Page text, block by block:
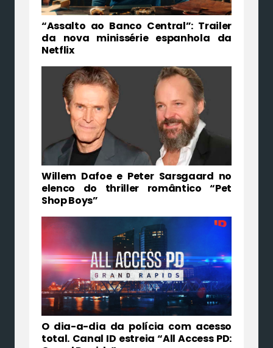
“Assalto ao Banco Central”: Trailer
da nova minissérie espanhola da
Netflix
Willem Dafoe e Peter Sarsgaard no
elenco do thriller romântico “Pet
Shop Boys”
O dia-a-dia da polícia com acesso
total. Canal ID estreia “All Access PD: